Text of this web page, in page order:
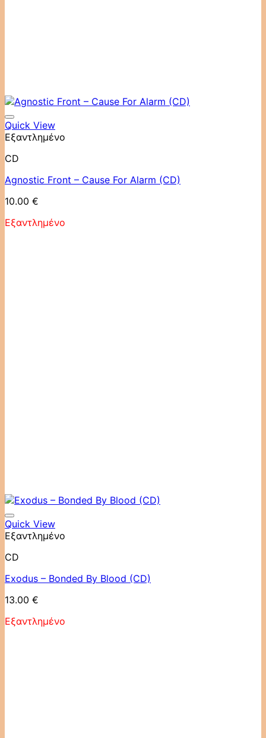
Quick View
Εξαντλημένο
CD
Agnostic Front ‎– Cause For Alarm (CD)
10.00 €
Εξαντλημένο
Quick View
Εξαντλημένο
CD
Exodus ‎– Bonded By Blood (CD)
13.00 €
Εξαντλημένο